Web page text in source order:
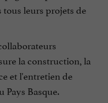
tous leurs projets de
la construction, la
et l'entretien de
Pays Basque.